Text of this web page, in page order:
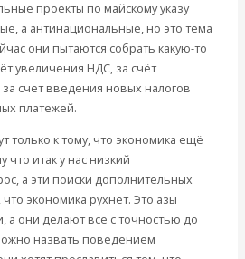
проекты по майскому указу
а антинациональные, но это тема
они пытаются собрать какую-то
увеличения НДС, за счёт
счет введения новых налогов
платежей.
только к тому, что экономика ещё
что итак у нас низкий
а эти поиски дополнительных
экономика рухнет. Это азы
а они делают всё с точностью до
назвать поведением